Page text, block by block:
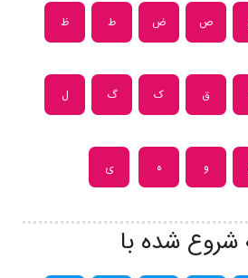
ص ض ط ظ
ق ک گ ل
و ه ی
شروع شده با